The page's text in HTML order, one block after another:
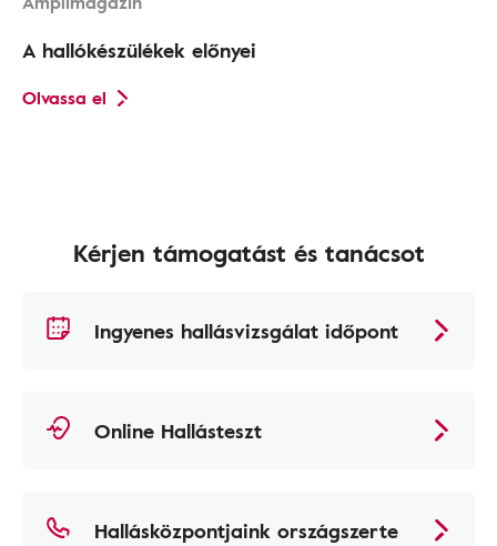
A hallókészülékek előnyei
Olvassa el
Kérjen támogatást és tanácsot
Ingyenes hallásvizsgálat időpont
Online Hallásteszt
Hallásközpontjaink országszerte